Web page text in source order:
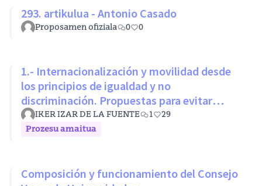
293. artikulua - Antonio Casado
Proposamen ofiziala 0 0
1.- Internacionalización y movilidad desde
los principios de igualdad y no
discriminación. Propuestas para evitar
desigualdades estructurales
IKER IZAR DE LA FUENTE 1
29
Prozesu amaitua
Composición y funcionamiento del Consejo